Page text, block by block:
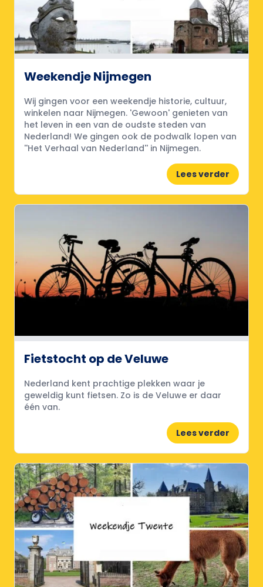
Weekendje Nijmegen
Wij gingen voor een weekendje historie, cultuur,
winkelen naar Nijmegen. 'Gewoon' genieten van
het leven in een van de oudste steden van
Nederland! We gingen ook de podwalk lopen van
''Het Verhaal van Nederland'' in Nijmegen.
Lees verder
Fietstocht op de Veluwe
Nederland kent prachtige plekken waar je
geweldig kunt fietsen. Zo is de Veluwe er daar
één van.
Lees verder